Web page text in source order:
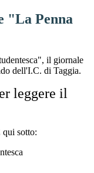
"La Penna
il giornale
dell'I.C. di Taggia.
leggere il
sotto: